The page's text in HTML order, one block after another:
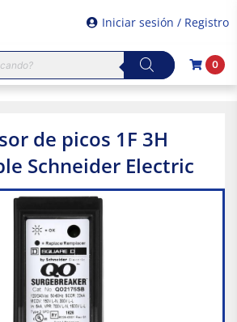
Iniciar sesión / Registro
0
de picos 1F 3H
Schneider Electric